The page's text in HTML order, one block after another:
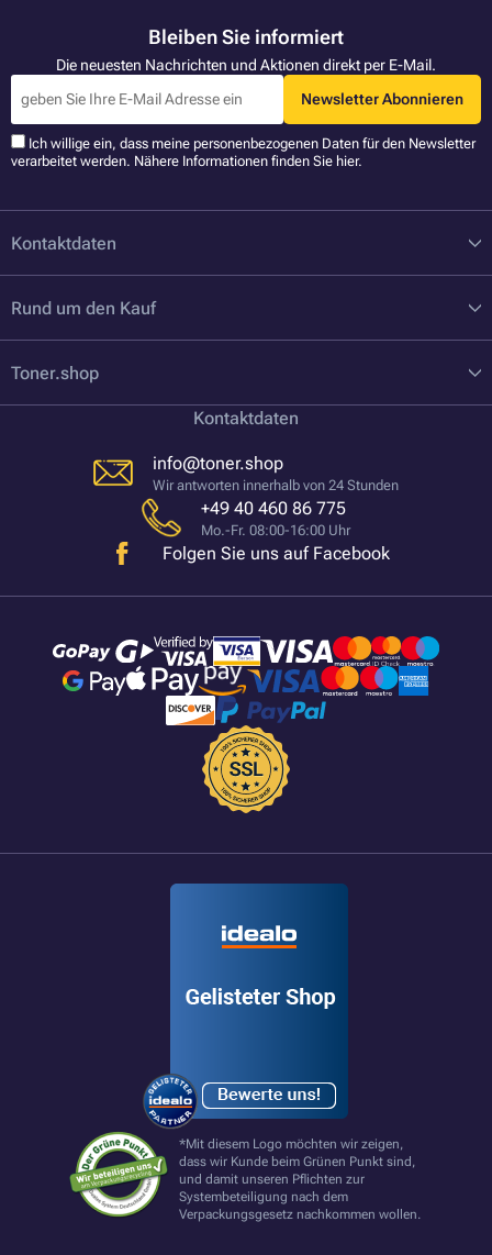
Bleiben Sie informiert
Die neuesten Nachrichten und Aktionen direkt per E-Mail.
Newsletter Abonnieren
Ich willige ein, dass meine personenbezogenen Daten für den Newsletter
verarbeitet werden. Nähere Informationen finden Sie hier.
Kontaktdaten
Rund um den Kauf
Toner.shop
Kontaktdaten
info@toner.shop
Wir antworten innerhalb von 24 Stunden
+49 40 460 86 775
Mo.-Fr. 08:00-16:00 Uhr
Folgen Sie uns auf Facebook
*Mit diesem Logo möchten wir zeigen,
dass wir Kunde beim Grünen Punkt sind,
und damit unseren Pflichten zur
Systembeteiligung nach dem
Verpackungsgesetz nachkommen wollen.